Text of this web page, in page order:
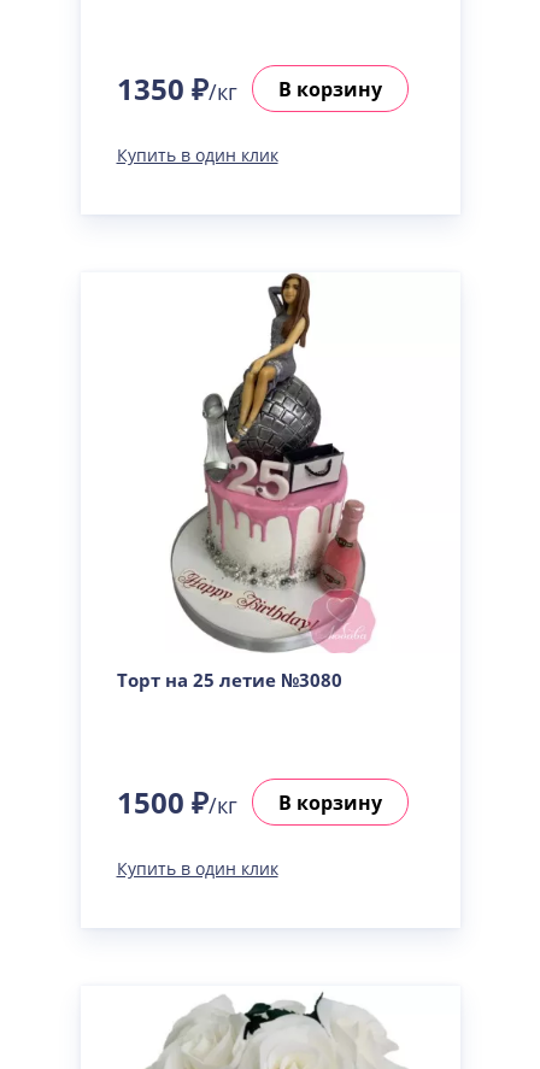
1350 ₽/кг В корзину
Купить в один клик
Торт на 25 летие №3080
1500 ₽/кг В корзину
Купить в один клик